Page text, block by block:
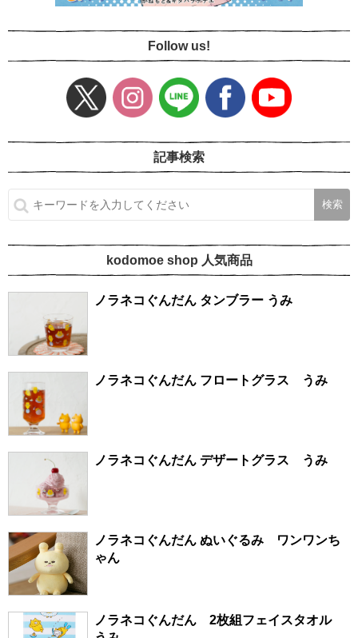
Follow us!
記事検索
kodomoe shop 人気商品
ノラネコぐんだん タンブラー うみ
ノラネコぐんだん フロートグラス うみ
ノラネコぐんだん デザートグラス うみ
ノラネコぐんだん ぬいぐるみ ワンワンち
ゃん
ノラネコぐんだん 2枚組フェイスタオル